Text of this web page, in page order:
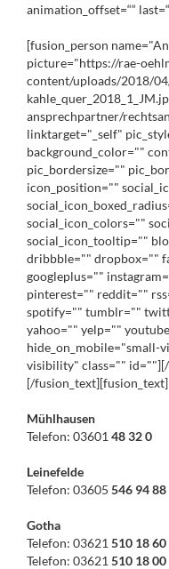
animation_offset=““
[fusion_person
picture="https://rae-
content/uploads/2018/
ansprechpartner/
linktarget="_self"
background_color=""
pic_bordersize=""
icon_position=""
social_icon_colors=""
social_icon_tooltip=""
dribbble="" dropbox=""
googleplus=""
pinterest="" reddit=""
spotify="" tumblr=""
yahoo="" yelp=""
hide_on_mobile="small-
visibility" class=""
[/fusion_text][fusion_text]
Mühlhausen
Telefon: 03601 48 32 0
Leinefelde
Telefon: 03605 546 94 88
Gotha
Telefon: 03621 510 18 60
Telefon: 03621 510 18 00